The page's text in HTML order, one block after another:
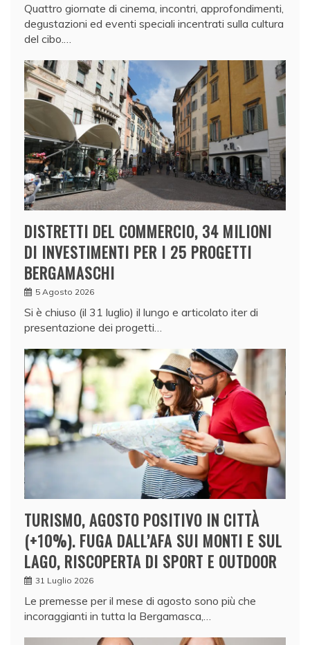
Quattro giornate di cinema, incontri, approfondimenti,
degustazioni ed eventi speciali incentrati sulla cultura
del cibo.…
DISTRETTI DEL COMMERCIO, 34 MILIONI
DI INVESTIMENTI PER I 25 PROGETTI
BERGAMASCHI
5 Agosto 2026
Si è chiuso (il 31 luglio) il lungo e articolato iter di
presentazione dei progetti…
TURISMO, AGOSTO POSITIVO IN CITTÀ
(+10%). FUGA DALL’AFA SUI MONTI E SUL
LAGO, RISCOPERTA DI SPORT E OUTDOOR
31 Luglio 2026
Le premesse per il mese di agosto sono più che
incoraggianti in tutta la Bergamasca,…